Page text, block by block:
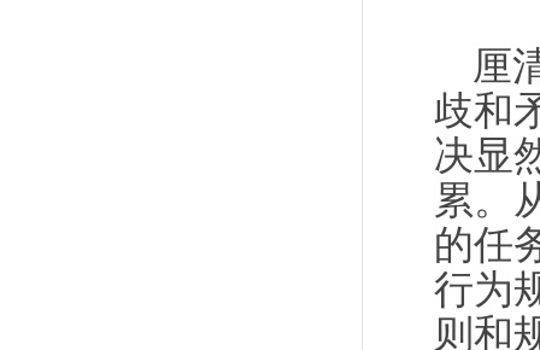
厘
歧和
决显
累。
的任
行为
则和